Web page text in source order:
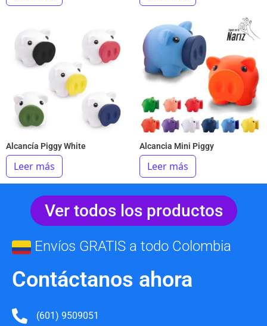
Alcancía Piggy White
Leer más
Alcancia Mini Piggy
Leer más
Ver todos los productos
Envíos GRATIS a todo Colombia
Contáctanos ahora
(601) 9509051